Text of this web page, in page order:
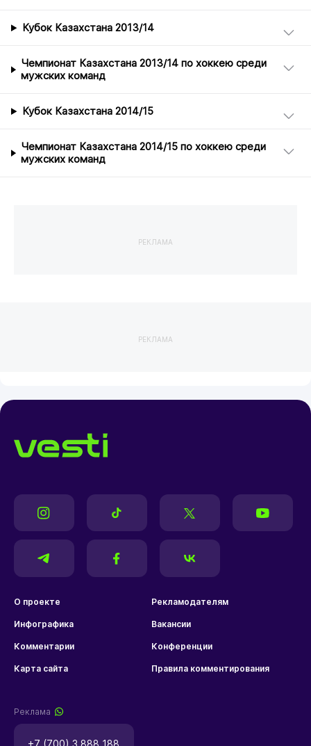
Кубок Казахстана 2013/14
Чемпионат Казахстана 2013/14 по хоккею среди
мужских команд
Кубок Казахстана 2014/15
Чемпионат Казахстана 2014/15 по хоккею среди
мужских команд
РЕКЛАМА
РЕКЛАМА
О проекте Рекламодателям
Инфографика Вакансии
Комментарии Конференции
Карта сайта Правила комментирования
Реклама
+7 (700) 3 888 188